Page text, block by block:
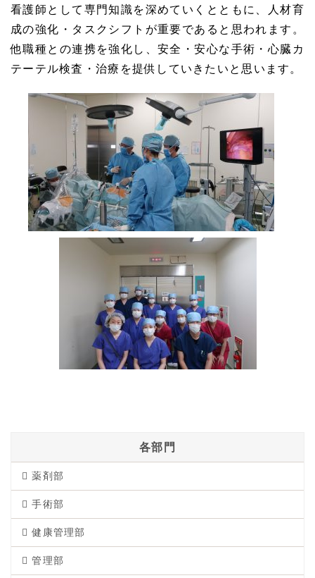
看護師として専門知識を深めていくとともに、人材育
成の強化・タスクシフトが重要であると思われます。
他職種との連携を強化し、安全・安心な手術・心臓カ
テーテル検査・治療を提供していきたいと思います。
各部門
薬剤部
手術部
健康管理部
管理部